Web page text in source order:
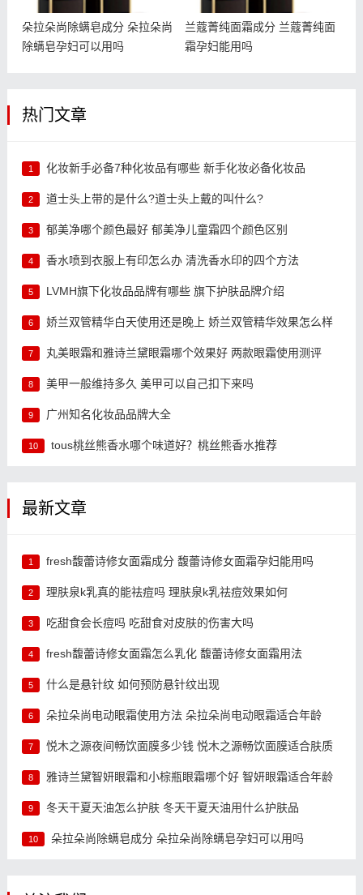
朵拉朵尚除螨皂成分 朵拉朵尚
除螨皂孕妇可以用吗
兰蔻菁纯面霜成分 兰蔻菁纯面
霜孕妇能用吗
热门文章
1 化妆新手必备7种化妆品有哪些 新手化妆必备化妆品
2 道士头上带的是什么?道士头上戴的叫什么?
3 郁美净哪个颜色最好 郁美净儿童霜四个颜色区别
4 香水喷到衣服上有印怎么办 清洗香水印的四个方法
5 LVMH旗下化妆品品牌有哪些 旗下护肤品牌介绍
6 娇兰双管精华白天使用还是晚上 娇兰双管精华效果怎么样
7 丸美眼霜和雅诗兰黛眼霜哪个效果好 两款眼霜使用测评
8 美甲一般维持多久 美甲可以自己扣下来吗
9 广州知名化妆品品牌大全
10 tous桃丝熊香水哪个味道好？桃丝熊香水推荐
最新文章
1 fresh馥蕾诗修女面霜成分 馥蕾诗修女面霜孕妇能用吗
2 理肤泉k乳真的能祛痘吗 理肤泉k乳祛痘效果如何
3 吃甜食会长痘吗 吃甜食对皮肤的伤害大吗
4 fresh馥蕾诗修女面霜怎么乳化 馥蕾诗修女面霜用法
5 什么是悬针纹 如何预防悬针纹出现
6 朵拉朵尚电动眼霜使用方法 朵拉朵尚电动眼霜适合年龄
7 悦木之源夜间畅饮面膜多少钱 悦木之源畅饮面膜适合肤质
8 雅诗兰黛智妍眼霜和小棕瓶眼霜哪个好 智妍眼霜适合年龄
9 冬天干夏天油怎么护肤 冬天干夏天油用什么护肤品
10 朵拉朵尚除螨皂成分 朵拉朵尚除螨皂孕妇可以用吗